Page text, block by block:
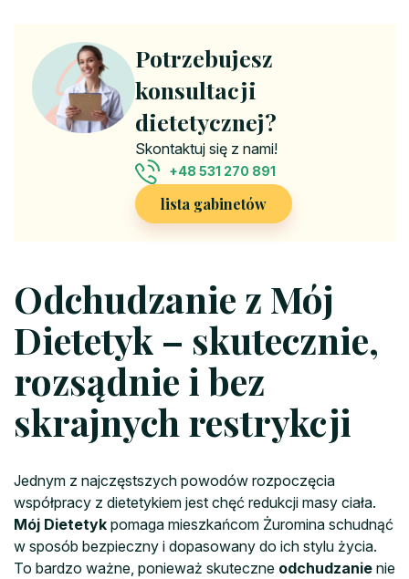
Potrzebujesz
konsultacji
dietetycznej?
Skontaktuj się z nami!
+48 531 270 891
lista gabinetów
Odchudzanie z Mój
Dietetyk – skutecznie,
rozsądnie i bez
skrajnych restrykcji
Jednym z najczęstszych powodów rozpoczęcia
współpracy z dietetykiem jest chęć redukcji masy ciała.
Mój Dietetyk pomaga mieszkańcom Żuromina schudnąć
w sposób bezpieczny i dopasowany do ich stylu życia.
To bardzo ważne, ponieważ skuteczne odchudzanie nie